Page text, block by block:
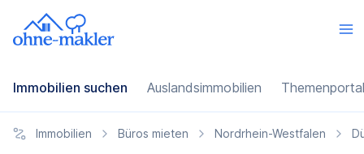
Immobilien suchen Auslandsimmobilien
Immobilien Büros mieten Nordrhein-Westfalen